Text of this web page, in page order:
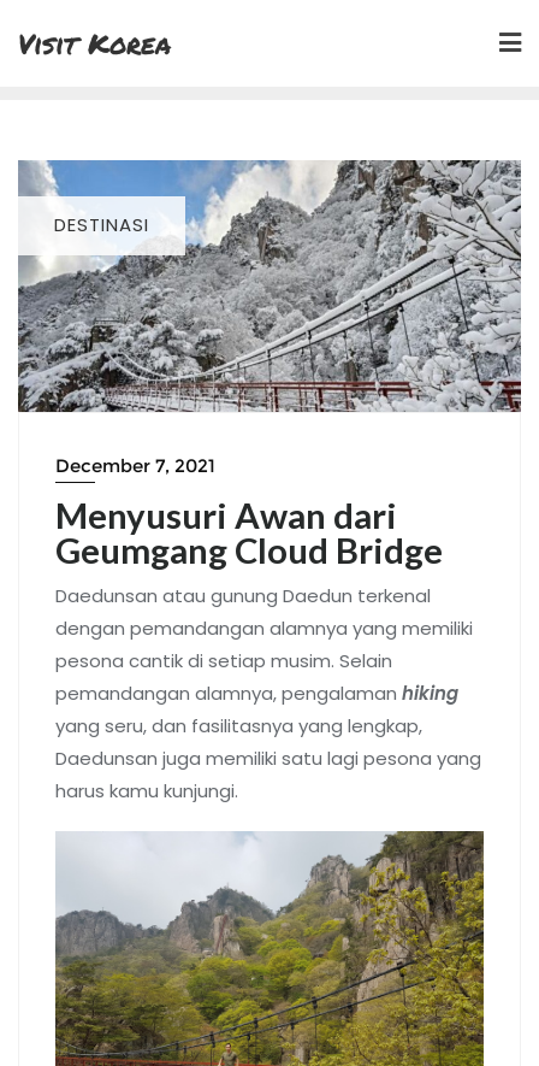
Visit Korea
DESTINASI
December 7, 2021
Menyusuri Awan dari
Geumgang Cloud Bridge
Daedunsan atau gunung Daedun terkenal
dengan pemandangan alamnya yang memiliki
pesona cantik di setiap musim. Selain
pemandangan alamnya, pengalaman hiking
yang seru, dan fasilitasnya yang lengkap,
Daedunsan juga memiliki satu lagi pesona yang
harus kamu kunjungi.